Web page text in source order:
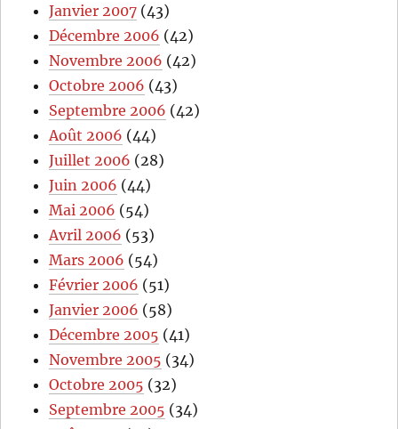
Janvier 2007 (43)
Décembre 2006 (42)
Novembre 2006 (42)
Octobre 2006 (43)
Septembre 2006 (42)
Août 2006 (44)
Juillet 2006 (28)
Juin 2006 (44)
Mai 2006 (54)
Avril 2006 (53)
Mars 2006 (54)
Février 2006 (51)
Janvier 2006 (58)
Décembre 2005 (41)
Novembre 2005 (34)
Octobre 2005 (32)
Septembre 2005 (34)